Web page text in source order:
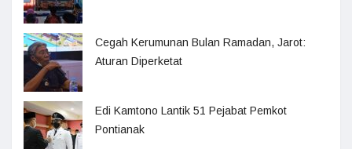
Cegah Kerumunan Bulan Ramadan, Jarot:
Aturan Diperketat
Edi Kamtono Lantik 51 Pejabat Pemkot
Pontianak